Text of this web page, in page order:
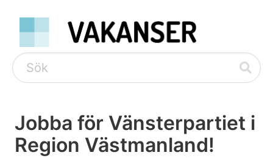
Jobba för Vänsterpartiet i
Region Västmanland!